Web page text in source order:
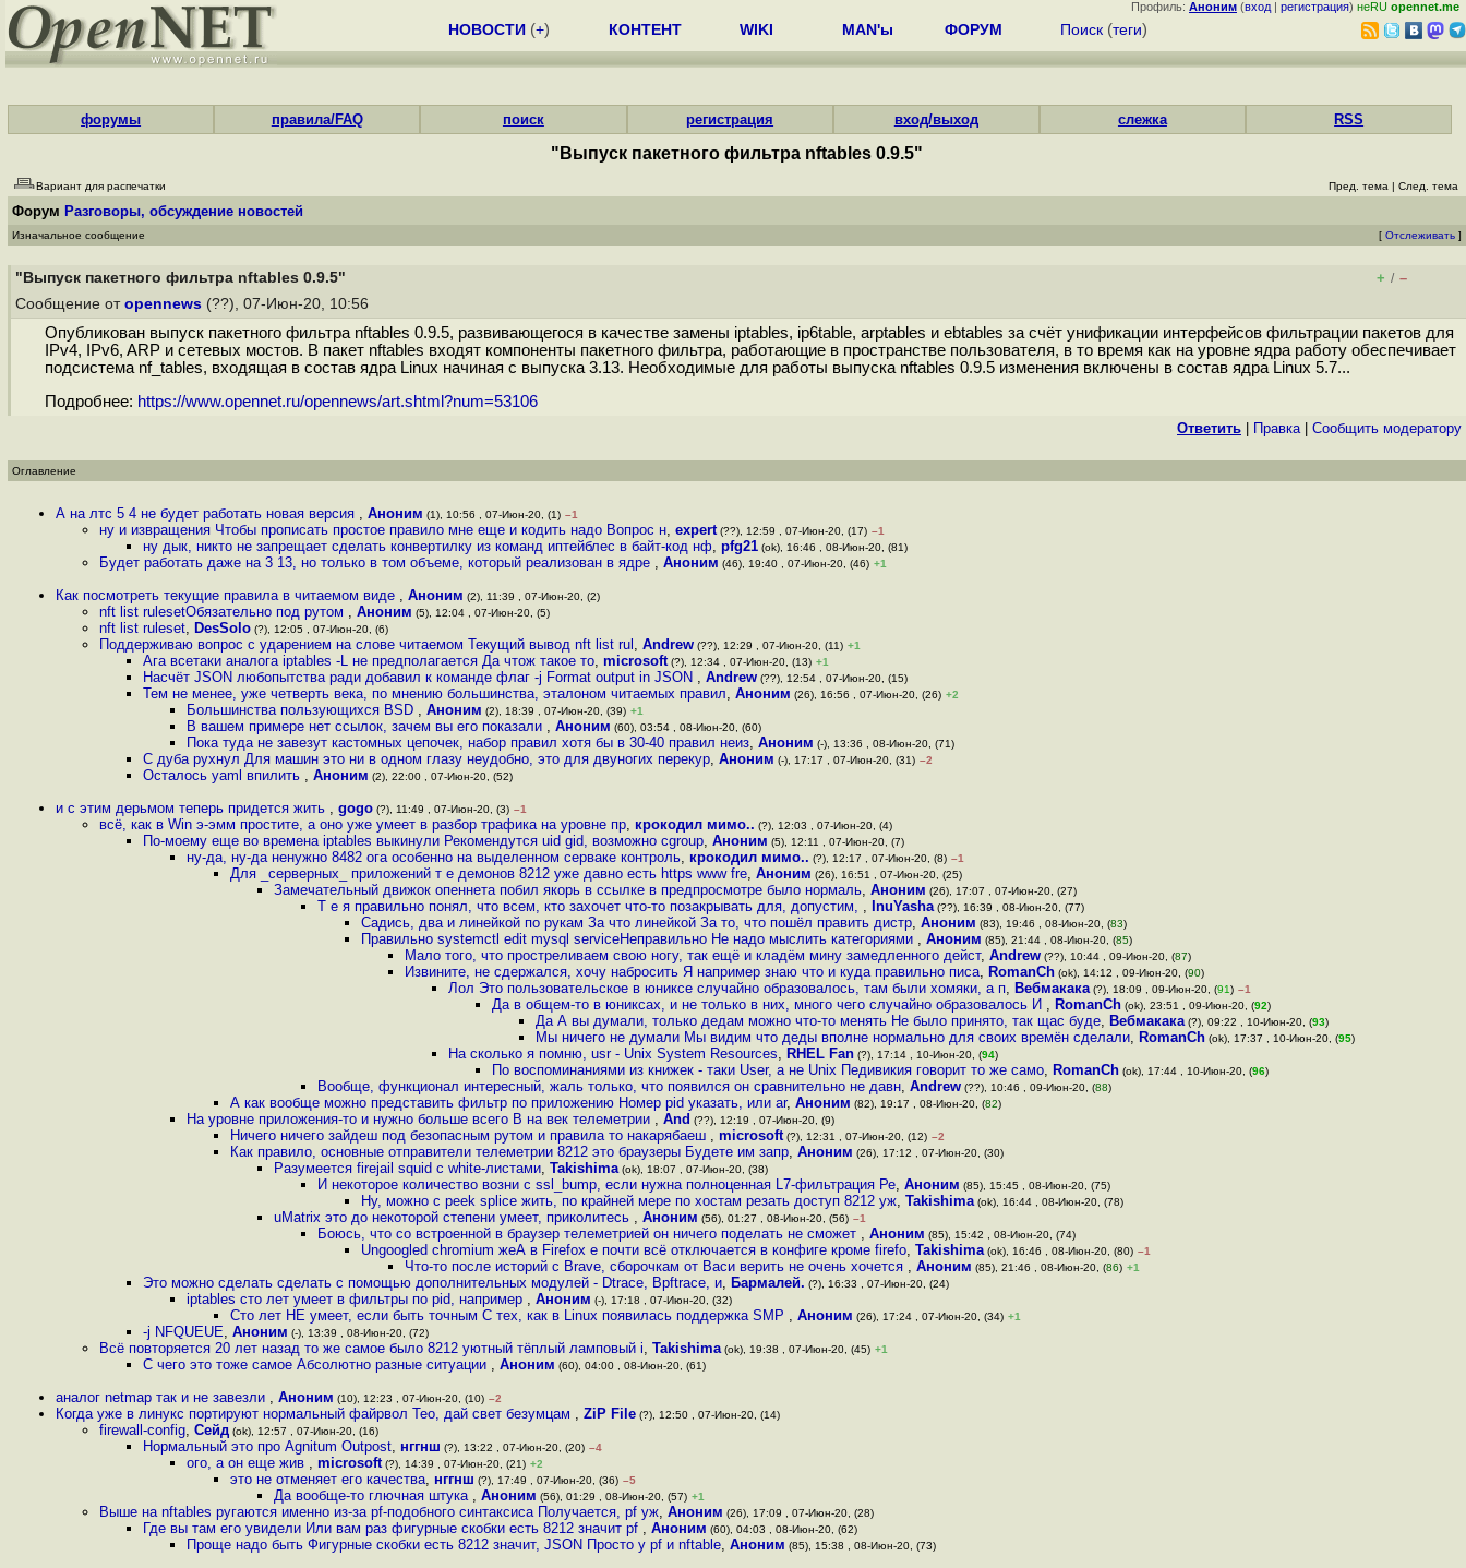
Профиль: Аноним (вход | регистрация) неRU opennet.me
НОВОСТИ (+) КОНТЕНТ WIKI MAN'ы ФОРУМ Поиск (теги)
форумы правила/FAQ поиск регистрация вход/выход слежка RSS
"Выпуск пакетного фильтра nftables 0.9.5"
Вариант для распечатки Пред. тема | След. тема
Форум Разговоры, обсуждение новостей
Изначальное сообщение [ Отслеживать ]
"Выпуск пакетного фильтра nftables 0.9.5" + / –
Сообщение от opennews (??), 07-Июн-20, 10:56
Опубликован выпуск пакетного фильтра nftables 0.9.5, развивающегося в качестве замены iptables, ip6table, arptables и ebtables за счёт унификации интерфейсов фильтрации пакетов для
IPv4, IPv6, ARP и сетевых мостов. В пакет nftables входят компоненты пакетного фильтра, работающие в пространстве пользователя, в то время как на уровне ядра работу обеспечивает
подсистема nf_tables, входящая в состав ядра Linux начиная с выпуска 3.13. Необходимые для работы выпуска nftables 0.9.5 изменения включены в состав ядра Linux 5.7...
Подробнее: https://www.opennet.ru/opennews/art.shtml?num=53106
Ответить Правка| Cообщить модератору
Оглавление
А на лтс 5 4 не будет работать новая версия , Аноним (1), 10:56 , 07-Июн-20, (1) –1
ну и извращения Чтобы прописать простое правило мне еще и кодить надо Вопрос н, expert (??), 12:59 , 07-Июн-20, (17) –1
ну дык, никто не запрещает сделать конвертилку из команд иптейблес в байт-код нф, pfg21 (ok), 16:46 , 08-Июн-20, (81)
Будет работать даже на 3 13, но только в том объеме, который реализован в ядре , Аноним (46), 19:40 , 07-Июн-20, (46) +1
Как посмотреть текущие правила в читаемом виде , Аноним (2), 11:39 , 07-Июн-20, (2)
nft list rulesetОбязательно под рутом , Аноним (5), 12:04 , 07-Июн-20, (5)
nft list ruleset, DesSolo (?), 12:05 , 07-Июн-20, (6)
Поддерживаю вопрос с ударением на слове читаемом Текущий вывод nft list rul , Andrew (??), 12:29 , 07-Июн-20, (11) +1
Ага всетаки аналога iptables -L не предполагается Да чтож такое то, microsoft (?), 12:34 , 07-Июн-20, (13) +1
Насчёт JSON любопытства ради добавил к команде флаг -j Format output in JSON , Andrew (??), 12:54 , 07-Июн-20, (15)
Тем не менее, уже четверть века, по мнению большинства, эталоном читаемых правил, Аноним (26), 16:56 , 07-Июн-20, (26) +2
Большинства пользующихся BSD , Аноним (2), 18:39 , 07-Июн-20, (39) +1
В вашем примере нет ссылок, зачем вы его показали , Аноним (60), 03:54 , 08-Июн-20, (60)
Пока туда не завезут кастомных цепочек, набор правил хотя бы в 30-40 правил неиз, Аноним (-), 13:36 , 08-Июн-20, (71)
С дуба рухнул Для машин это ни в одном глазу неудобно, это для двуногих перекур, Аноним (-), 17:17 , 07-Июн-20, (31) –2
Осталось yaml впилить , Аноним (2), 22:00 , 07-Июн-20, (52)
и с этим дерьмом теперь придется жить , gogo (?), 11:49 , 07-Июн-20, (3) –1
всё, как в Win э-эмм простите, а оно уже умеет в разбор трафика на уровне пр, крокодил мимо.. (?), 12:03 , 07-Июн-20, (4)
По-моему еще во времена iptables выкинули Рекомендутся uid gid, возможно cgroup, Аноним (5), 12:11 , 07-Июн-20, (7)
ну-да, ну-да ненужно 8482 ога особенно на выделенном серваке контроль, крокодил мимо.. (?), 12:17 , 07-Июн-20, (8) –1
Для _серверных_ приложений т е демонов 8212 уже давно есть https www fre, Аноним (26), 16:51 , 07-Июн-20, (25)
Замечательный движок опеннета побил якорь в ссылке в предпросмотре было нормаль, Аноним (26), 17:07 , 07-Июн-20, (27)
Т е я правильно понял, что всем, кто захочет что-то позакрывать для, допустим, , InuYasha (??), 16:39 , 08-Июн-20, (77)
Садись, два и линейкой по рукам За что линейкой За то, что пошёл править дистр, Аноним (83), 19:46 , 08-Июн-20, (83)
Правильно systemctl edit mysql serviceНеправильно Не надо мыслить категориями , Аноним (85), 21:44 , 08-Июн-20, (85)
Мало того, что простреливаем свою ногу, так ещё и кладём мину замедленного дейст, Andrew (??), 10:44 , 09-Июн-20, (87)
Извините, не сдержался, хочу набросить Я например знаю что и куда правильно писа, RomanCh (ok), 14:12 , 09-Июн-20, (90)
Лол Это пользовательское в юниксе случайно образовалось, там были хомяки, а п, Вебмакака (?), 18:09 , 09-Июн-20, (91) –1
Да в общем-то в юниксах, и не только в них, много чего случайно образовалось И , RomanCh (ok), 23:51 , 09-Июн-20, (92)
Да А вы думали, только дедам можно что-то менять Не было принято, так щас буде, Вебмакака (?), 09:22 , 10-Июн-20, (93)
Мы ничего не думали Мы видим что деды вполне нормально для своих времён сделали, RomanCh (ok), 17:37 , 10-Июн-20, (95)
На сколько я помню, usr - Unix System Resources, RHEL Fan (?), 17:14 , 10-Июн-20, (94)
По воспоминаниями из книжек - таки User, а не Unix Педивикия говорит то же само, RomanCh (ok), 17:44 , 10-Июн-20, (96)
Вообще, функционал интересный, жаль только, что появился он сравнительно не давн, Andrew (??), 10:46 , 09-Июн-20, (88)
А как вообще можно представить фильтр по приложению Номер pid указать, или ar, Аноним (82), 19:17 , 08-Июн-20, (82)
На уровне приложения-то и нужно больше всего В на век телеметрии , And (??), 12:19 , 07-Июн-20, (9)
Ничего ничего зайдеш под безопасным рутом и правила то накарябаеш , microsoft (?), 12:31 , 07-Июн-20, (12) –2
Как правило, основные отправители телеметрии 8212 это браузеры Будете им запр, Аноним (26), 17:12 , 07-Июн-20, (30)
Разумеется firejail squid с white-листами, Takishima (ok), 18:07 , 07-Июн-20, (38)
И некоторое количество возни с ssl_bump, если нужна полноценная L7-фильтрация Ре, Аноним (85), 15:45 , 08-Июн-20, (75)
Ну, можно с peek splice жить, по крайней мере по хостам резать доступ 8212 уж, Takishima (ok), 16:44 , 08-Июн-20, (78)
uMatrix это до некоторой степени умеет, приколитесь , Аноним (56), 01:27 , 08-Июн-20, (56) –1
Боюсь, что со встроенной в браузер телеметрией он ничего поделать не сможет , Аноним (85), 15:42 , 08-Июн-20, (74)
Ungoogled chromium жеА в Firefox е почти всё отключается в конфиге кроме firefo, Takishima (ok), 16:46 , 08-Июн-20, (80) –1
Что-то после историй с Brave, сборочкам от Васи верить не очень хочется , Аноним (85), 21:46 , 08-Июн-20, (86) +1
Это можно сделать сделать с помощью дополнительных модулей - Dtrace, Bpftrace, и, Бармалей. (?), 16:33 , 07-Июн-20, (24)
iptables сто лет умеет в фильтры по pid, например , Аноним (-), 17:18 , 07-Июн-20, (32)
Сто лет НЕ умеет, если быть точным С тех, как в Linux появилась поддержка SMP , Аноним (26), 17:24 , 07-Июн-20, (34) +1
-j NFQUEUE, Аноним (-), 13:39 , 08-Июн-20, (72)
Всё повторяется 20 лет назад то же самое было 8212 уютный тёплый ламповый i, Takishima (ok), 19:38 , 07-Июн-20, (45) +1
С чего это тоже самое Абсолютно разные ситуации , Аноним (60), 04:00 , 08-Июн-20, (61)
аналог netmap так и не завезли , Аноним (10), 12:23 , 07-Июн-20, (10) –2
Когда уже в линукс портируют нормальный файрвол Тео, дай свет безумцам , ZiP File (?), 12:50 , 07-Июн-20, (14)
firewall-config, Сейд (ok), 12:57 , 07-Июн-20, (16)
Нормальный это про Agnitum Outpost, нггнш (?), 13:22 , 07-Июн-20, (20) –4
ого, а он еще жив , microsoft (?), 14:39 , 07-Июн-20, (21) +2
это не отменяет его качества, нггнш (?), 17:49 , 07-Июн-20, (36) –5
Да вообще-то глючная штука , Аноним (56), 01:29 , 08-Июн-20, (57) +1
Выше на nftables ругаются именно из-за pf-подобного синтаксиса Получается, pf уж, Аноним (26), 17:09 , 07-Июн-20, (28)
Где вы там его увидели Или вам раз фигурные скобки есть 8212 значит pf , Аноним (60), 04:03 , 08-Июн-20, (62)
Проще надо быть Фигурные скобки есть 8212 значит, JSON Просто у pf и nftable, Аноним (85), 15:38 , 08-Июн-20, (73)